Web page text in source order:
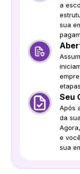
a
sua
Seu
Após
da
e
sua